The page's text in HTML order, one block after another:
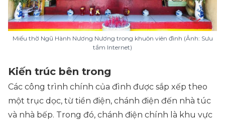
Miếu thờ Ngũ Hành Nương Nương trong khuôn viên đình (Ảnh: Sưu
tầm Internet)
Kiến trúc bên trong
Các công trình chính của đình được sắp xếp theo
một trục dọc, từ tiền điện, chánh điện đến nhà túc
và nhà bếp. Trong đó, chánh điện chính là khu vực